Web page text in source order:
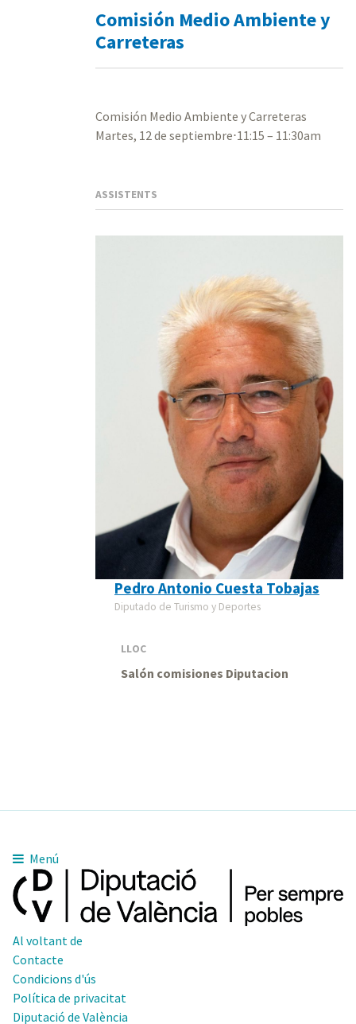
Comisión Medio Ambiente y
Carreteras
Comisión Medio Ambiente y Carreteras
Martes, 12 de septiembre⋅11:15 – 11:30am
ASSISTENTS
Pedro Antonio Cuesta Tobajas
Diputado de Turismo y Deportes
LLOC
Salón comisiones Diputacion
Menú
Al voltant de
Contacte
Condicions d'ús
Política de privacitat
Diputació de València